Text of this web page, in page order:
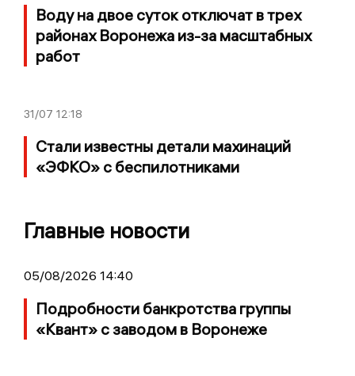
Воду на двое суток отключат в трех
районах Воронежа из-за масштабных
работ
31/07 12:18
Стали известны детали махинаций
«ЭФКО» с беспилотниками
Главные новости
05/08/2026 14:40
Подробности банкротства группы
«Квант» с заводом в Воронеже